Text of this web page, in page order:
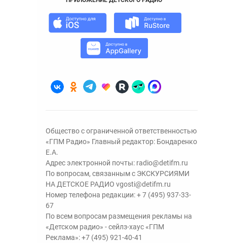
Общество с ограниченной ответственностью
«ГПМ Радио» Главный редактор: Бондаренко
Е.А.
Адрес электронной почты: radio@detifm.ru
По вопросам, связанным с ЭКСКУРСИЯМИ
НА ДЕТСКОЕ РАДИО vgosti@detifm.ru
Номер телефона редакции:+ 7 (495) 937-33-
67
По всем вопросам размещения рекламы на
«Детском радио» - сейлз-хаус «ГПМ
Реклама»:+7 (495) 921-40-41